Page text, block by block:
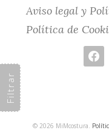
Filtrar
Aviso legal y
Política de
© 2026 MiMcostura.